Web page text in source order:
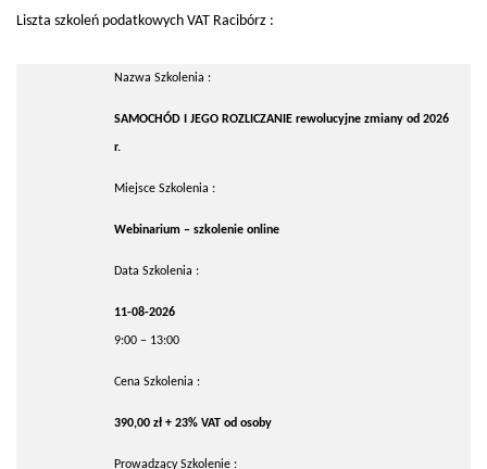
Liszta szkoleń podatkowych VAT Racibórz :
Nazwa Szkolenia :
SAMOCHÓD I JEGO ROZLICZANIE rewolucyjne zmiany od 2026
r.
Miejsce Szkolenia :
Webinarium – szkolenie online
Data Szkolenia :
11-08-2026
9:00 – 13:00
Cena Szkolenia :
390,00 zł + 23% VAT od osoby
Prowadzący Szkolenie :